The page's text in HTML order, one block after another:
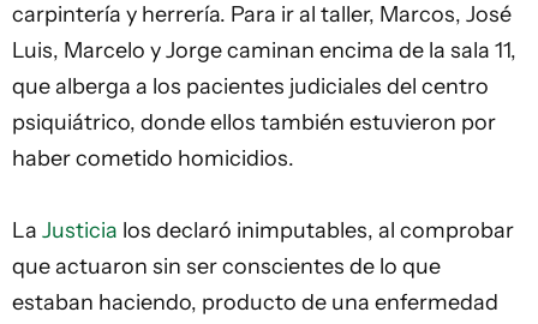
carpintería y herrería. Para ir al taller, Marcos, José
Luis, Marcelo y Jorge caminan encima de la sala 11,
que alberga a los pacientes judiciales del centro
psiquiátrico, donde ellos también estuvieron por
haber cometido homicidios.
La Justicia los declaró inimputables, al comprobar
que actuaron sin ser conscientes de lo que
estaban haciendo, producto de una enfermedad